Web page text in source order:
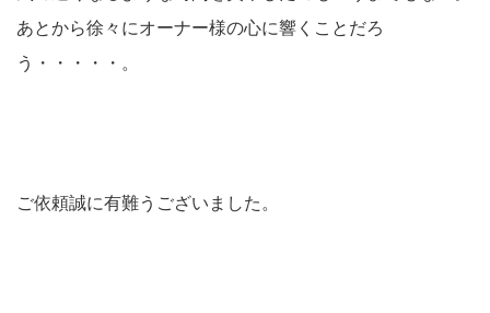
あとから徐々にオーナー様の心に響くことだろ
う・・・・・。
ご依頼誠に有難うございました。